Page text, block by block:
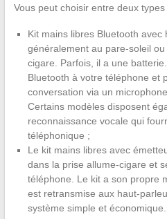
Vous peut choisir entre deux
Kit mains libres Bluetooth
généralement au pare-soleil ou
cigare. Parfois, il a une
Bluetooth à votre téléphone et
conversation via un
Certains modèles disposent
reconnaissance vocale qui
téléphonique ;
Le kit mains libres avec
dans la prise allume-cigare et
téléphone. Le kit a son propre
est retransmise aux haut-
système simple et